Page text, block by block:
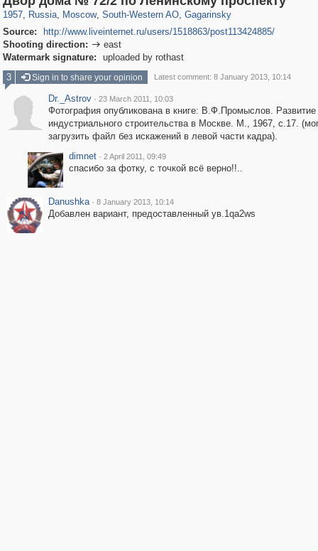
1957, Russia, Moscow, South-Western AO, Gagarinsky
Source:
http://www.liveinternet.ru/users/1518863/post113424885/
Shooting direction:  east
Watermark signature:
uploaded by rothast
3
Sign in to share your opinion Latest comment: 8 January 2013, 10:14
Dr._Astrov · 23 March 2011, 10:03
Фотография опубликована в книге: В.Ф.Промыслов. Развитие
индустриального строительства в Москве. М., 1967, с.17.
загрузить файл без искажений в левой части кадра).
dimnet · 2 April 2011, 09:49
спасибо за фотку, с точкой всё верно!!..
Danushka · 8 January 2013, 10:14
Добавлен вариант, предоставленный ув.1qa2ws